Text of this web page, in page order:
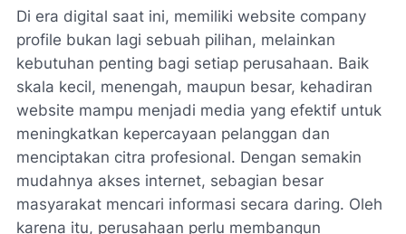
Di era digital saat ini, memiliki website company
profile bukan lagi sebuah pilihan, melainkan
kebutuhan penting bagi setiap perusahaan. Baik
skala kecil, menengah, maupun besar, kehadiran
website mampu menjadi media yang efektif untuk
meningkatkan kepercayaan pelanggan dan
menciptakan citra profesional. Dengan semakin
mudahnya akses internet, sebagian besar
masyarakat mencari informasi secara daring. Oleh
karena itu, perusahaan perlu membangun